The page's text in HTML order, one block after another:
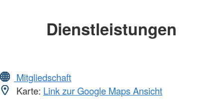
Dienstleistungen
Mitgliedschaft
Karte: Link zur Google Maps Ansicht